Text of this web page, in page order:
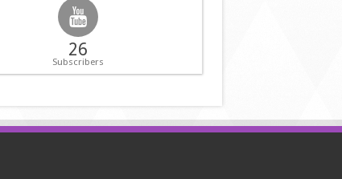
26
Subscribers